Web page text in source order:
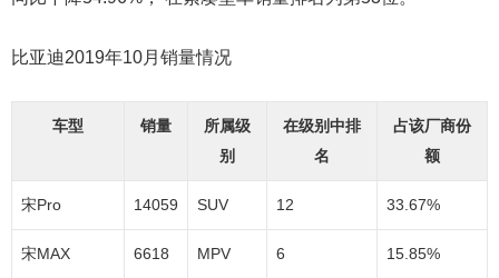
比亚迪2019年10月销量情况
车型 销量
所属级
别
在级别中排
名
占该厂商份
额
宋Pro 14059 SUV 12 33.67%
宋MAX 6618 MPV 6 15.85%